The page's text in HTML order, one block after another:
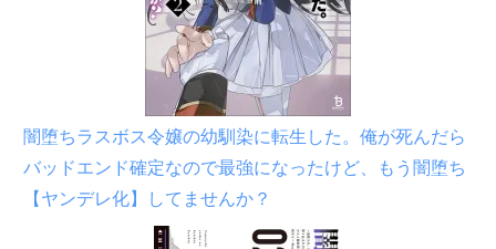
闇堕ちラスボス令嬢の幼馴染に転生した。俺が死んだら
バッドエンド確定なので最強になったけど、もう闇堕ち
【ヤンデレ化】してませんか？